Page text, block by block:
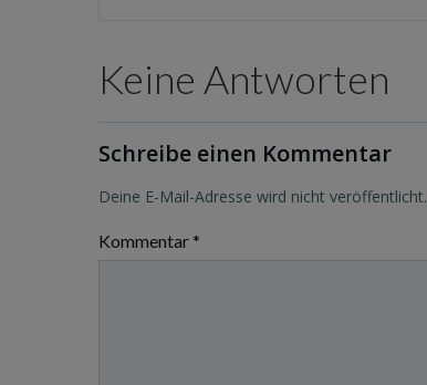
Keine Antworten
Schreibe einen Kommentar
Deine E-Mail-Adresse wird nicht veröffentlicht.
Kommentar *